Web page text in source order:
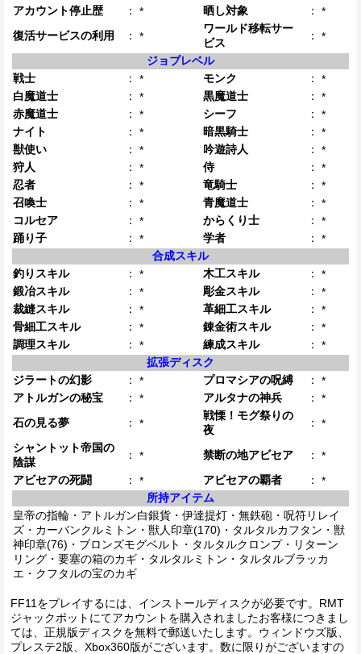
アカウント停止歴
： * 晒し対象 ：
*
復活サービスの利用
： *
ワールド移転サー
ビス
：
*
ジョブレベル
戦士
： * モンク ：
*
白魔道士
： * 黒魔道士 ：
*
赤魔道士
： * シーフ ：
*
ナイト
： * 暗黒騎士 ：
*
獣使い
： * 吟遊詩人 ：
*
狩人
： * 侍 ：
*
忍者
： * 竜騎士 ：
*
召喚士
： * 青魔道士 ：
*
コルセア
： * からくり士 ：
*
踊り子
： * 学者 ：
*
合成スキル
釣りスキル
： * 木工スキル ：
*
鍛冶スキル
： * 彫金スキル ：
*
裁縫スキル
： * 革細工スキル ：
*
骨細工スキル
： * 錬金術スキル ：
*
調理スキル
： * 練成スキル ：
*
拡張ディスク
ジラートの幻影
： * プロマシアの呪縛 ：
*
アトルガンの秘宝
： * アルタナの神兵 ：
*
石の見る夢
： *
戦慄！モグ祭りの
夜
：
*
シャントット帝国の
陰謀
： * 禁断の地アビセア ：
*
アビセアの死闘
： * アビセアの覇者 ：
*
所持アイテム
皇帝の指輪・アトルガン白銀貨・伊達提灯・無鉄砲・呪符リレイ
ズ・カーバンクルミトン・獣人印章(170)・タルタルカフタン・獣
神印章(76)・ブロンズモグベルト・タルタルクロンプ・リターン
リング・要塞の箱のカギ・タルタルミトン・タルタルブラッカ
エ・クフタルの宝のカギ
FF11をプレイするには、インストールディスクが必要です。RMT
ジャックポットにてアカウントを購入されましたお客様につきまし
ては、正規版ディスクを無料で郵送いたします。ウィンドウズ版、
プレステ2版、Xbox360版がございます。数に限りがございますの